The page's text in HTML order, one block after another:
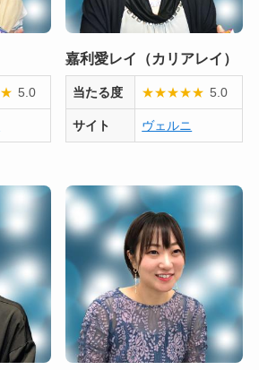
★ 5.0
嘉利愛レイ（カリアレイ）
当たる度 ★★★★★ 5.0
サイト ヴェルニ